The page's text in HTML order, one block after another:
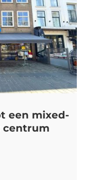
een mixed-
centrum